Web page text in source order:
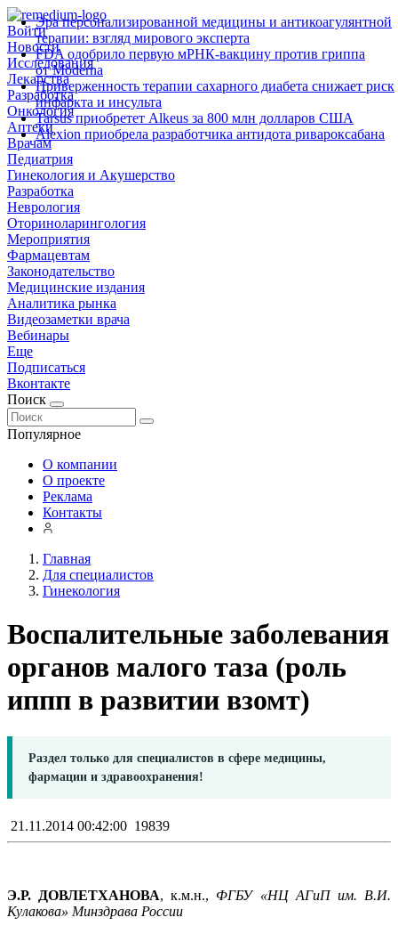
Войти
Новости
Исследования
Лекарства
Разработка
Онкология
Аптеки
Врачам
Педиатрия
Гинекология и Акушерство
Разработка
Неврология
Оториноларингология
Мероприятия
Фармацевтам
Законодательство
Медицинские издания
Аналитика рынка
Видеозаметки врача
Вебинары
Еще
Подписаться
Вконтакте
Поиск
Популярное
Эра персонализированной медицины и антикоагулянтной
терапии: взгляд мирового эксперта
FDA одобрило первую мРНК‑вакцину против гриппа
от Moderna
Приверженность терапии сахарного диабета снижает риск
инфаркта и инсульта
Tarsus приобретет Alkeus за 800 млн долларов США
Alexion приобрела разработчика антидота ривароксабана
О компании
О проекте
Реклама
Контакты
Главная
Для специалистов
Гинекология
Воспалительные заболевания
органов малого таза (роль
иппп в развитии взомт)
Раздел только для специалистов в сфере медицины,
фармации и здравоохранения!
21.11.2014 00:42:00 19839
Э.Р. ДОВЛЕТХАНОВА, к.м.н., ФГБУ «НЦ АГиП им. В.И.
Кулакова» Минздрава России